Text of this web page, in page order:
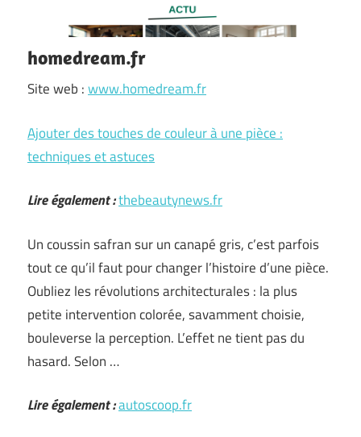
homedream.fr
Site web :www.homedream.fr
Ajouter des touches de couleur à une pièce :
techniques et astuces
Lire également :thebeautynews.fr
Un coussin safran sur un canapé gris, c’est parfois
tout ce qu’il faut pour changer l’histoire d’une pièce.
Oubliez les révolutions architecturales : la plus
petite intervention colorée, savamment choisie,
bouleverse la perception. L’effet ne tient pas du
hasard. Selon …
Lire également :autoscoop.fr